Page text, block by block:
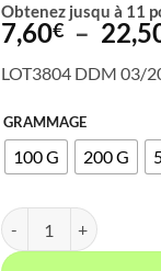
Obtenez jusqu à 11
7,60€ –
LOT3804 DDM 03/
GRAMMAGE
100 G 200 G
quantité de SAUGE